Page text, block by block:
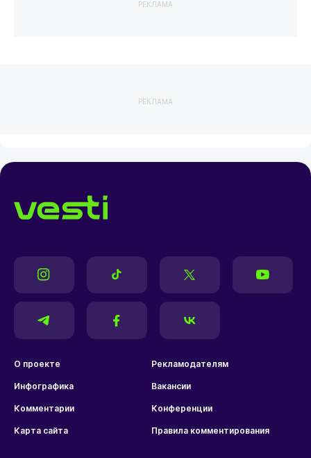
РЕКЛАМА
РЕКЛАМА
О проекте Рекламодателям
Инфографика Вакансии
Комментарии Конференции
Карта сайта Правила комментирования